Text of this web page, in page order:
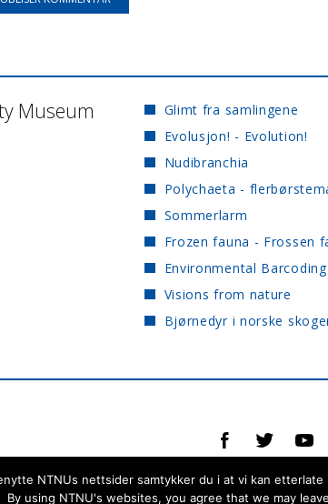
Museum
Glimt fra samlingene
Evolusjon! - Evolution!
Nudibranchia
Polychaeta -
Sommerlarm
Frozen fauna - Frossen
Environmental
Visions from nature
Bjørnedyr i norske
NTNUs nettsider samtykker du i at vi kan
By using NTNU's websites, you agree that we may